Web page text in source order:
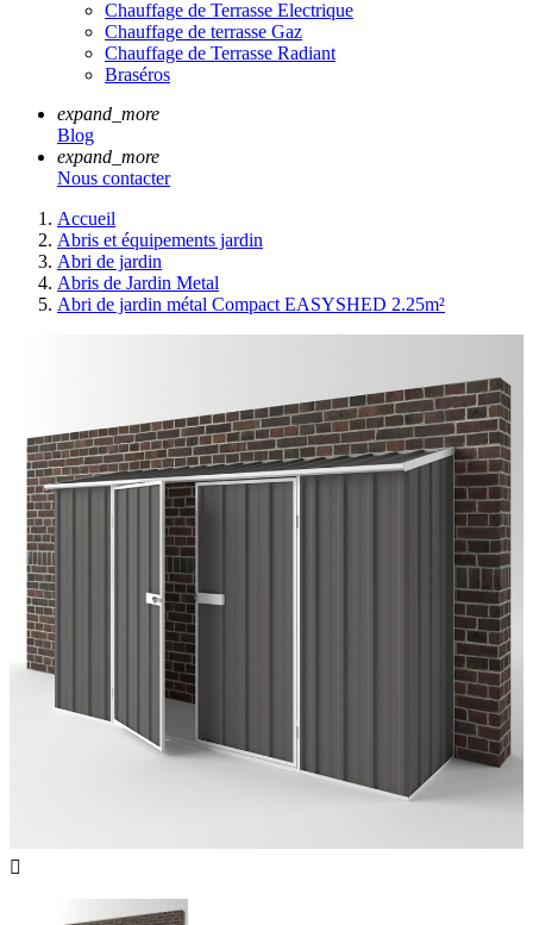
Chauffage de Terrasse Electrique
Chauffage de terrasse Gaz
Chauffage de Terrasse Radiant
Braséros
expand_more
Blog
expand_more
Nous contacter
Accueil
Abris et équipements jardin
Abri de jardin
Abris de Jardin Metal
Abri de jardin métal Compact EASYSHED 2.25m²
